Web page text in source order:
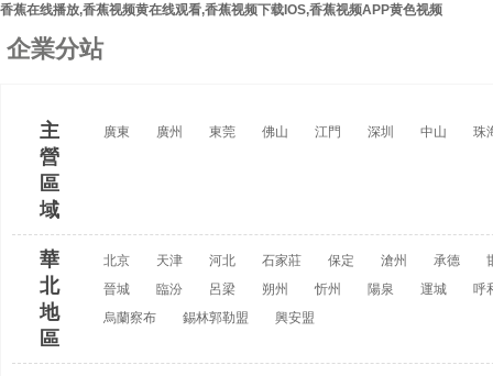
香蕉在线播放,香蕉视频黄在线观看,香蕉视频下载IOS,香蕉视频APP黄色视频
企業分站
主
營
區
域
廣東 廣州 東莞 佛山 江門 深圳 中山 珠
華
北
地
區
北京 天津 河北 石家莊 保定 滄州 承德
晉城
臨汾 呂梁 朔州 忻州 陽泉 運城
呼
烏蘭察布
錫林郭勒盟 興安盟